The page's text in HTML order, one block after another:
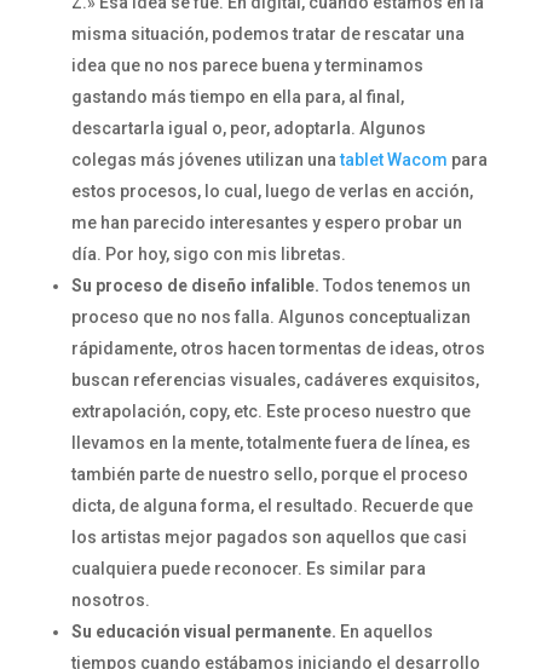
misma situación, podemos tratar de rescatar una
idea que no nos parece buena y terminamos
gastando más tiempo en ella para, al final,
descartarla igual o, peor, adoptarla. Algunos
colegas más jóvenes utilizan unatablet Wacom para
estos procesos, lo cual, luego de verlas en acción,
me han parecido interesantes y espero probar un
día. Por hoy, sigo con mis libretas.
Su proceso de diseño infalible. Todos tenemos un
proceso que no nos falla. Algunos conceptualizan
rápidamente, otros hacen tormentas de ideas, otros
buscan referencias visuales, cadáveres exquisitos,
extrapolación, copy, etc. Este proceso nuestro que
llevamos en la mente, totalmente fuera de línea, es
también parte de nuestro sello, porque el proceso
dicta, de alguna forma, el resultado. Recuerde que
los artistas mejor pagados son aquellos que casi
cualquiera puede reconocer. Es similar para
nosotros.
Su educación visual permanente. En aquellos
tiempos cuando estábamos iniciando el desarrollo